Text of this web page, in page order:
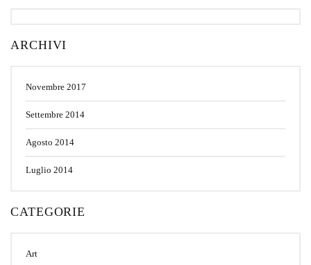
ARCHIVI
Novembre 2017
Settembre 2014
Agosto 2014
Luglio 2014
CATEGORIE
Art